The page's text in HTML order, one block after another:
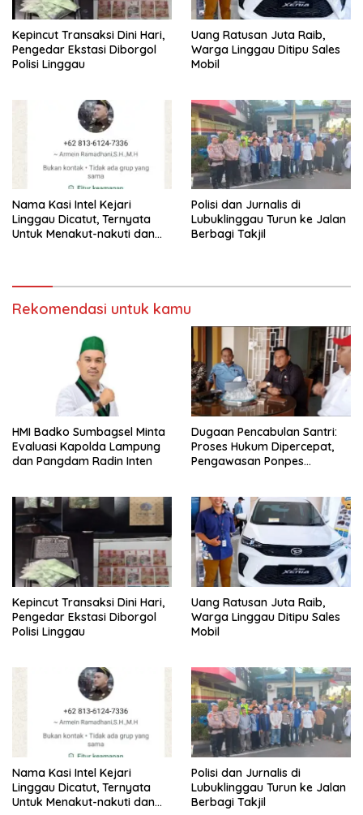
Kepincut Transaksi Dini Hari,
Pengedar Ekstasi Diborgol
Polisi Linggau
Uang Ratusan Juta Raib,
Warga Linggau Ditipu Sales
Mobil
Nama Kasi Intel Kejari
Linggau Dicatut, Ternyata
Untuk Menakut-nakuti dan
Polisi dan Jurnalis di
Lubuklinggau Turun ke Jalan
Berbagi Takjil
Rekomendasi untuk kamu
HMI Badko Sumbagsel Minta
Evaluasi Kapolda Lampung
dan Pangdam Radin Inten
Dugaan Pencabulan Santri:
Proses Hukum Dipercepat,
Pengawasan Ponpes
Kepincut Transaksi Dini Hari,
Pengedar Ekstasi Diborgol
Polisi Linggau
Uang Ratusan Juta Raib,
Warga Linggau Ditipu Sales
Mobil
Nama Kasi Intel Kejari
Linggau Dicatut, Ternyata
Untuk Menakut-nakuti dan
Polisi dan Jurnalis di
Lubuklinggau Turun ke Jalan
Berbagi Takjil